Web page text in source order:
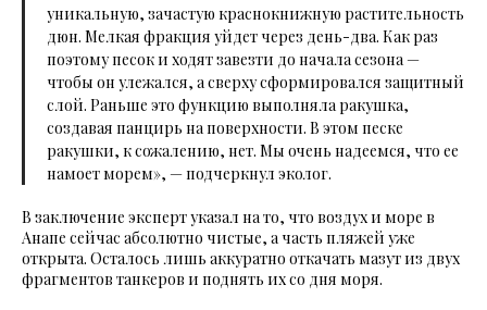
уникальную, зачастую краснокнижную растительность
дюн. Мелкая фракция уйдет через день-два. Как раз
поэтому песок и ходят завезти до начала сезона —
чтобы он улежался, а сверху сформировался защитный
слой. Раньше это функцию выполняла ракушка,
создавая панцирь на поверхности. В этом песке
ракушки, к сожалению, нет. Мы очень надеемся, что ее
намоет морем», — подчеркнул эколог.
В заключение эксперт указал на то, что воздух и море в
Анапе сейчас абсолютно чистые, а часть пляжей уже
открыта. Осталось лишь аккуратно откачать мазут из двух
фрагментов танкеров и поднять их со дня моря.